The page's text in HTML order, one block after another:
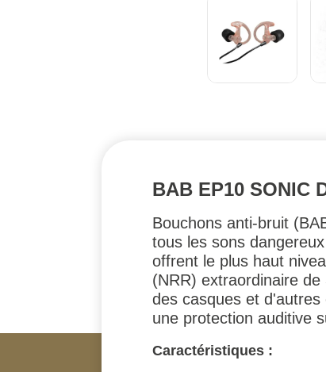
BAB EP10 SONIC
Bouchons anti-bruit
tous les sons
offrent le plus haut
(NRR) extraordinaire
des casques et
une protection auditive
Caractéristiques :